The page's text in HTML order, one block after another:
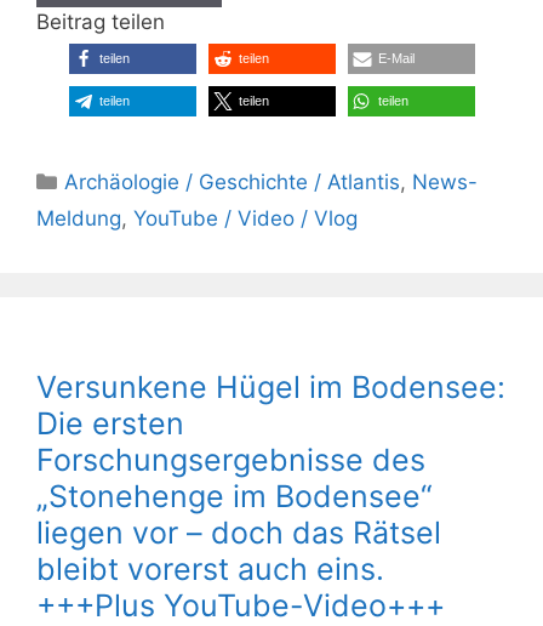
Beitrag teilen
teilen teilen E-Mail
teilen teilen teilen
Kategorien
Archäologie / Geschichte / Atlantis, News-
Meldung, YouTube / Video / Vlog
Versunkene Hügel im Bodensee:
Die ersten
Forschungsergebnisse des
„Stonehenge im Bodensee“
liegen vor – doch das Rätsel
bleibt vorerst auch eins.
+++Plus YouTube-Video+++